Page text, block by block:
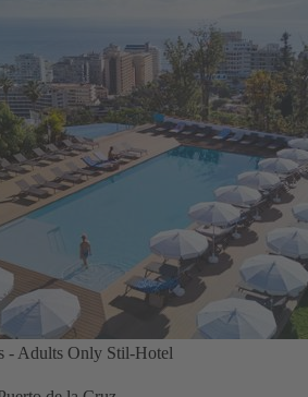
Adults Only Stil-Hotel